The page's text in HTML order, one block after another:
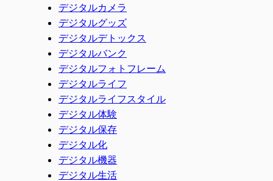
デジタルカメラ
デジタルグッズ
デジタルデトックス
デジタルバンク
デジタルフォトフレーム
デジタルライフ
デジタルライフスタイル
デジタル体験
デジタル保存
デジタル化
デジタル機器
デジタル生活